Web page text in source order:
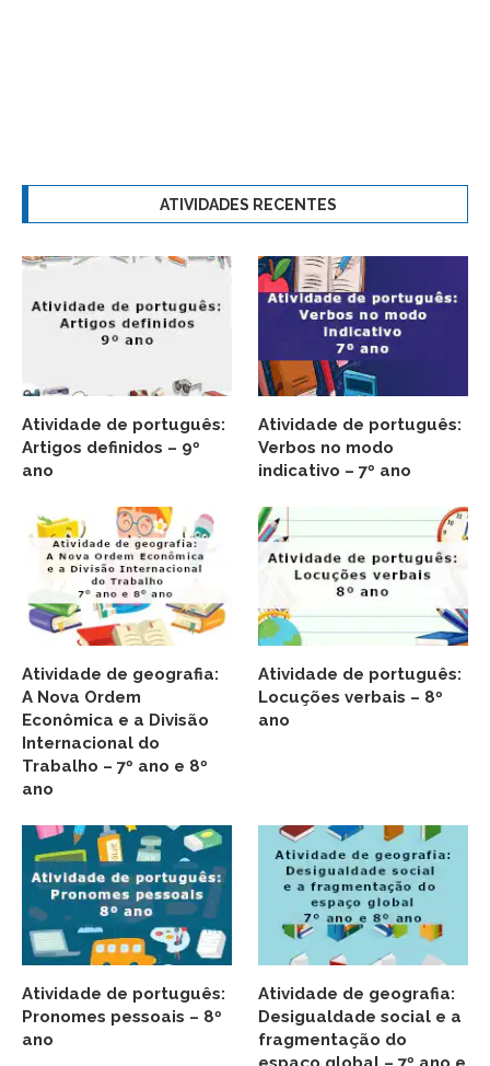
ATIVIDADES RECENTES
Atividade de português:
Artigos definidos – 9º
ano
Atividade de português:
Verbos no modo
indicativo – 7º ano
Atividade de geografia:
A Nova Ordem
Econômica e a Divisão
Internacional do
Trabalho – 7º ano e 8º
ano
Atividade de português:
Locuções verbais – 8º
ano
Atividade de português:
Pronomes pessoais – 8º
ano
Atividade de geografia:
Desigualdade social e a
fragmentação do